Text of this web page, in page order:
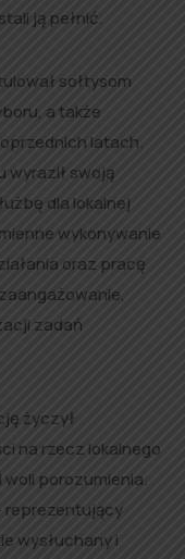
ją pełnić.
sołtysom
a także
latach.
wyraził swoją
dla lokalnej
wykonywanie
oraz pracę
zadań
życzył
na rzecz lokalnego
porozumienia.
reprezentujący
wysłuchany i